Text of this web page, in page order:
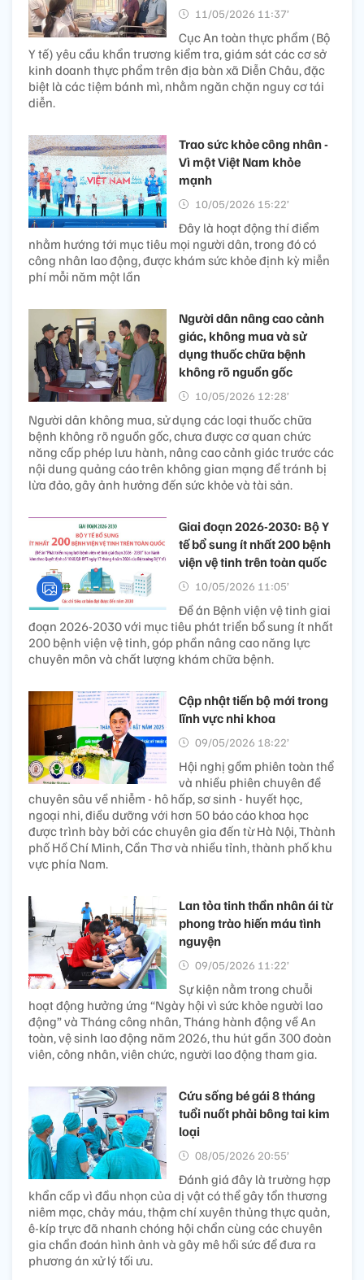
11/05/2026 11:37’
Cục An toàn thực phẩm (Bộ
Y tế) yêu cầu khẩn trương kiểm tra, giám sát các cơ sở
kinh doanh thực phẩm trên địa bàn xã Diễn Châu, đặc
biệt là các tiệm bánh mì, nhằm ngăn chặn nguy cơ tái
diễn.
Trao sức khỏe công nhân -
Vì một Việt Nam khỏe
mạnh
10/05/2026 15:22’
Đây là hoạt động thí điểm
nhằm hướng tới mục tiêu mọi người dân, trong đó có
công nhân lao động, được khám sức khỏe định kỳ miễn
phí mỗi năm một lần
Người dân nâng cao cảnh
giác, không mua và sử
dụng thuốc chữa bệnh
không rõ nguồn gốc
10/05/2026 12:28’
Người dân không mua, sử dụng các loại thuốc chữa
bệnh không rõ nguồn gốc, chưa được cơ quan chức
năng cấp phép lưu hành, nâng cao cảnh giác trước các
nội dung quảng cáo trên không gian mạng để tránh bị
lừa đảo, gây ảnh hưởng đến sức khỏe và tài sản.
Giai đoạn 2026-2030: Bộ Y
tế bổ sung ít nhất 200 bệnh
viện vệ tinh trên toàn quốc
10/05/2026 11:05’
Đề án Bệnh viện vệ tinh giai
đoạn 2026-2030 với mục tiêu phát triển bổ sung ít nhất
200 bệnh viện vệ tinh, góp phần nâng cao năng lực
chuyên môn và chất lượng khám chữa bệnh.
Cập nhật tiến bộ mới trong
lĩnh vực nhi khoa
09/05/2026 18:22’
Hội nghị gồm phiên toàn thể
và nhiều phiên chuyên đề
chuyên sâu về nhiễm - hô hấp, sơ sinh - huyết học,
ngoại nhi, điều dưỡng với hơn 50 báo cáo khoa học
được trình bày bởi các chuyên gia đến từ Hà Nội, Thành
phố Hồ Chí Minh, Cần Thơ và nhiều tỉnh, thành phố khu
vực phía Nam.
Lan tỏa tinh thần nhân ái từ
phong trào hiến máu tình
nguyện
09/05/2026 11:22’
Sự kiện nằm trong chuỗi
hoạt động hưởng ứng “Ngày hội vì sức khỏe người lao
động” và Tháng công nhân, Tháng hành động về An
toàn, vệ sinh lao động năm 2026, thu hút gần 300 đoàn
viên, công nhân, viên chức, người lao động tham gia.
Cứu sống bé gái 8 tháng
tuổi nuốt phải bông tai kim
loại
08/05/2026 20:55’
Đánh giá đây là trường hợp
khẩn cấp vì đầu nhọn của dị vật có thể gây tổn thương
niêm mạc, chảy máu, thậm chí xuyên thủng thực quản,
ê-kíp trực đã nhanh chóng hội chẩn cùng các chuyên
gia chẩn đoán hình ảnh và gây mê hồi sức để đưa ra
phương án xử lý tối ưu.